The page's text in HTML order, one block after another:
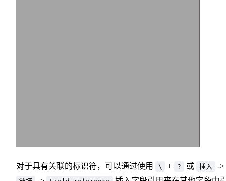
对于具有关联的标识符，可以通过使用 \ + ? 或 插入 ->